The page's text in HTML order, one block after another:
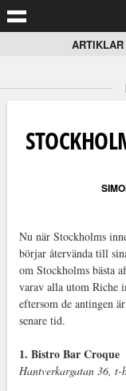
ARTIKLAR
Nu när Stockholms
börjar återvända till
om Stockholms bästa
varav alla utom Riche
eftersom de antingen
senare tid.
1. Bistro Bar Croque
Hantverkargatan 36, t-